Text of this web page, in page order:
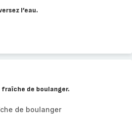
l’eau.
de boulanger.
de boulanger